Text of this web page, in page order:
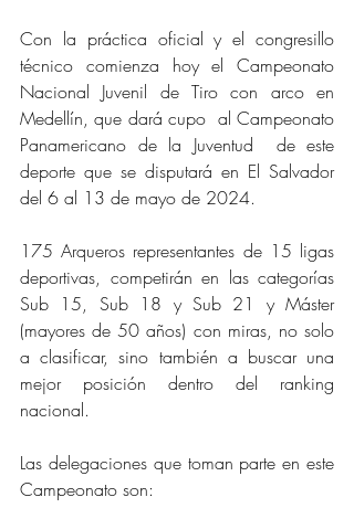
Con la práctica oficial y el congresillo
técnico comienza hoy el Campeonato
Nacional Juvenil de Tiro con arco en
Medellín, que dará cupo  al Campeonato
Panamericano de la Juventud  de este
deporte que se disputará en El Salvador
del 6 al 13 de mayo de 2024.
175 Arqueros representantes de 15 ligas
deportivas, competirán en las categorías
Sub 15, Sub 18 y Sub 21 y Máster
(mayores de 50 años) con miras, no solo
a clasificar, sino también a buscar una
mejor posición dentro del ranking
nacional.
Las delegaciones que toman parte en este
Campeonato son: